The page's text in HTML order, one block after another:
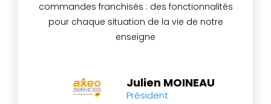
commandes franchisés : des fonctionnalités
pour chaque situation de la vie de notre
enseigne
Julien MOINEAU
Président